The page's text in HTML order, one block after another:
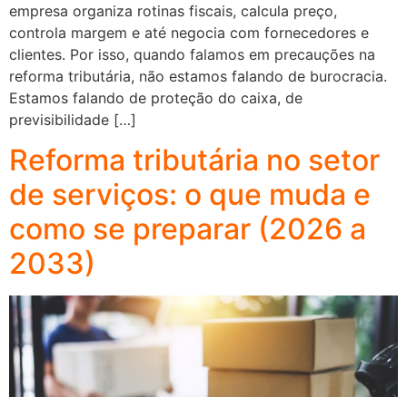
empresa organiza rotinas fiscais, calcula preço,
controla margem e até negocia com fornecedores e
clientes. Por isso, quando falamos em precauções na
reforma tributária, não estamos falando de burocracia.
Estamos falando de proteção do caixa, de
previsibilidade […]
Reforma tributária no setor
de serviços: o que muda e
como se preparar (2026 a
2033)